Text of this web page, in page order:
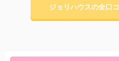
ジョリハウスの全口